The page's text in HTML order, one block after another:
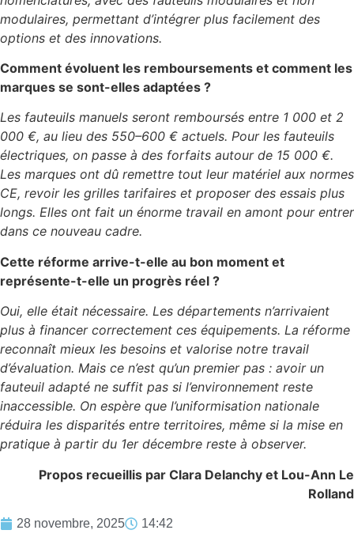
modulaires, permettant d’intégrer plus facilement des
options et des innovations.
Comment évoluent les remboursements et comment les
marques se sont-elles adaptées ?
Les fauteuils manuels seront remboursés entre 1 000 et 2
000 €, au lieu des 550–600 € actuels. Pour les fauteuils
électriques, on passe à des forfaits autour de 15 000 €.
Les marques ont dû remettre tout leur matériel aux normes
CE, revoir les grilles tarifaires et proposer des essais plus
longs. Elles ont fait un énorme travail en amont pour entrer
dans ce nouveau cadre.
Cette réforme arrive-t-elle au bon moment et
représente-t-elle un progrès réel ?
Oui, elle était nécessaire. Les départements n’arrivaient
plus à financer correctement ces équipements. La réforme
reconnaît mieux les besoins et valorise notre travail
d’évaluation. Mais ce n’est qu’un premier pas : avoir un
fauteuil adapté ne suffit pas si l’environnement reste
inaccessible. On espère que l’uniformisation nationale
réduira les disparités entre territoires, même si la mise en
pratique à partir du 1er décembre reste à observer.
Propos recueillis par Clara Delanchy et Lou-Ann Le
Rolland
28 novembre, 2025 14:42